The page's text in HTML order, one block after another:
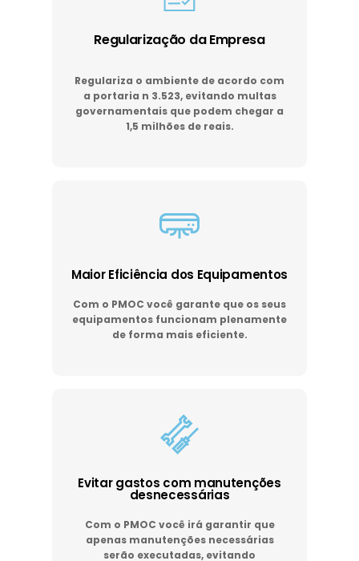
Regularização da Empresa
Regulariza o ambiente de acordo com
a portaria n 3.523, evitando multas
governamentais que podem chegar a
1,5 milhões de reais.
Maior Eficiência dos Equipamentos
Com o PMOC você garante que os seus
equipamentos funcionam plenamente
de forma mais eficiente.
Evitar gastos com manutenções
desnecessárias
Com o PMOC você irá garantir que
apenas manutenções necessárias
serão executadas, evitando